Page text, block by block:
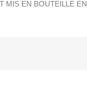
MIS EN BOUTEILLE EN